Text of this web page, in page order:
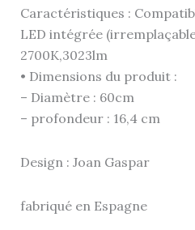
Caractéristiques :
LED intégrée
2700K,3023lm
• Dimensions du produit :
– Diamètre : 60cm
– profondeur : 16,4 cm
Design : Joan Gaspar
fabriqué en Espagne